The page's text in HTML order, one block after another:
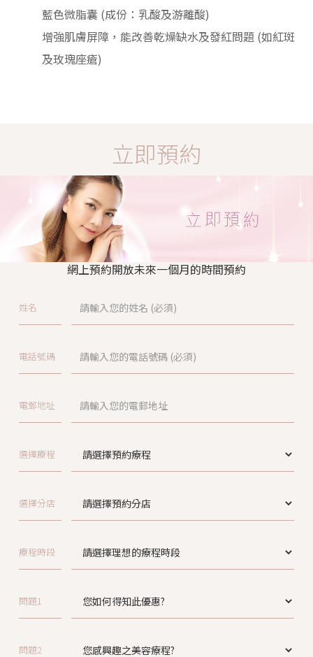
藍色微脂囊 (成份：乳酸及游離酸)
增強肌膚屏障，能改善乾燥缺水及發紅問題 (如紅斑
及玫瑰座瘡)
立即預約
網上預約開放未來一個月的時間預約
姓名
電話號碼
電郵地址
選擇療程
選擇分店
療程時段
問題1
問題2